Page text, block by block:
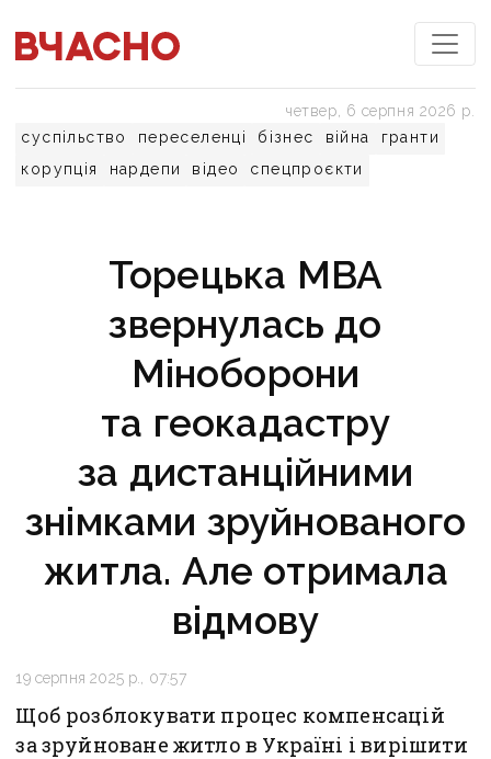
суспільство переселенці бізнес війна
гранти
корупція
нардепи відео спецпроєкти
четвер, 6 серпня 2026 р.
Торецька МВА
звернулась до
Міноборони
та геокадастру
за дистанційними
знімками зруйнованого
житла. Але отримала
відмову
19 серпня 2025 р., 07:57
Щоб розблокувати процес компенсацій
за зруйноване житло в Україні і вирішити